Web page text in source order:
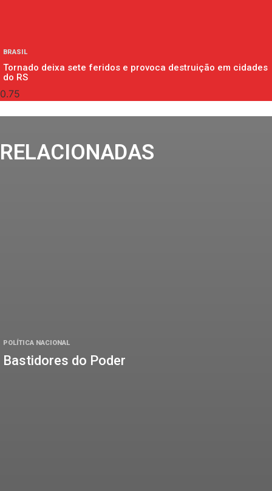
BRASIL
Tornado deixa sete feridos e provoca destruição em cidades
do RS
RELACIONADAS
POLÍTICA NACIONAL
Bastidores do Poder